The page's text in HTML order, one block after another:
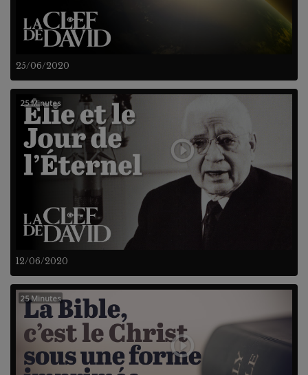
25/06/2020
12/06/2020
25 Minutes
25 Minutes